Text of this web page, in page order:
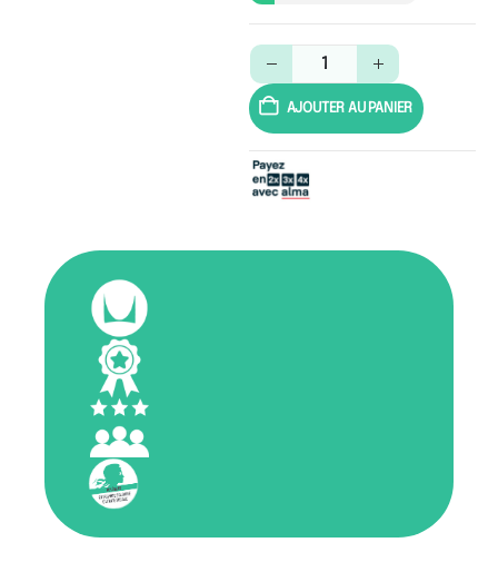
AJOUTER AU PANIER